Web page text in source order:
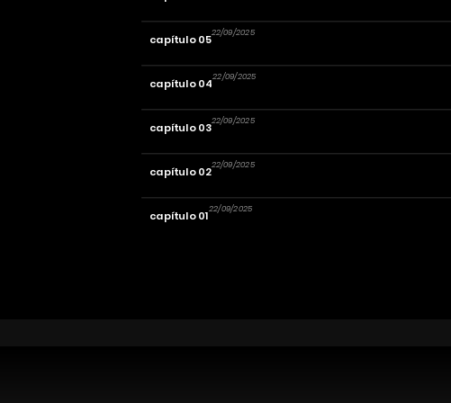
capítulo 05
22/09/2025
capítulo 04
22/09/2025
capítulo 03
22/09/2025
capítulo 02
22/09/2025
capítulo 01
22/09/2025